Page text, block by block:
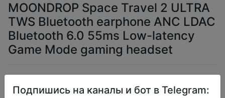
MOONDROP Space Travel 2 ULTRA
TWS Bluetooth earphone ANC LDAC
Bluetooth 6.0 55ms Low-latency
Game Mode gaming headset
$36.59
Подпишись на каналы и бот в Telegram: